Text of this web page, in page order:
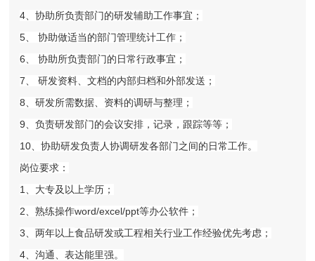
4 、协助所负责部门的研发辅助工作事宜；
5 、 协助做适当的部门管理统计工作；
6 、 协助所负责部门的日常行政事宜；
7 、 研发资料、文档的内部归档和外部发送；
8 、研发所需数据、资料的调研与整理；
9 、负责研发部门的会议安排，记录，跟踪等等；
10 、协助研发负责人协调研发各部门之间的日常工作。
岗位要求：
1 、大专及以上学历；
2 、熟练操作word/excel/ppt等办公软件；
3 、两年以上食品研发或工程相关行业工作经验优先考虑 ；
4 、沟通、表达能里强。